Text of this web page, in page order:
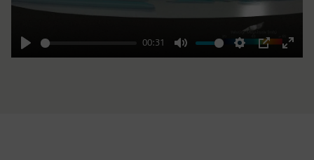
Play
00:31
Mute Settings
PIP
Enter